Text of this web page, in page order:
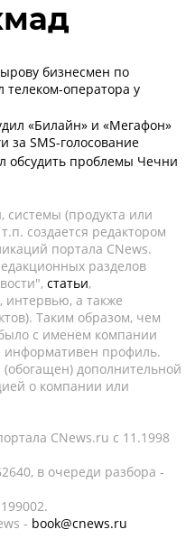
бизнесмен по
телеком-оператора у
«Билайн» и «Мегафон»
за SMS-голосование
обсудить проблемы Чечни
(продукта или
создается редактором
портала CNews.
разделов
статьи,
интервью, а также
Таким образом, чем
с именем компании
информативен профиль.
дополнительной
о компании или
CNews.ru c 11.1998
в очереди разбора -
- book@cnews.ru